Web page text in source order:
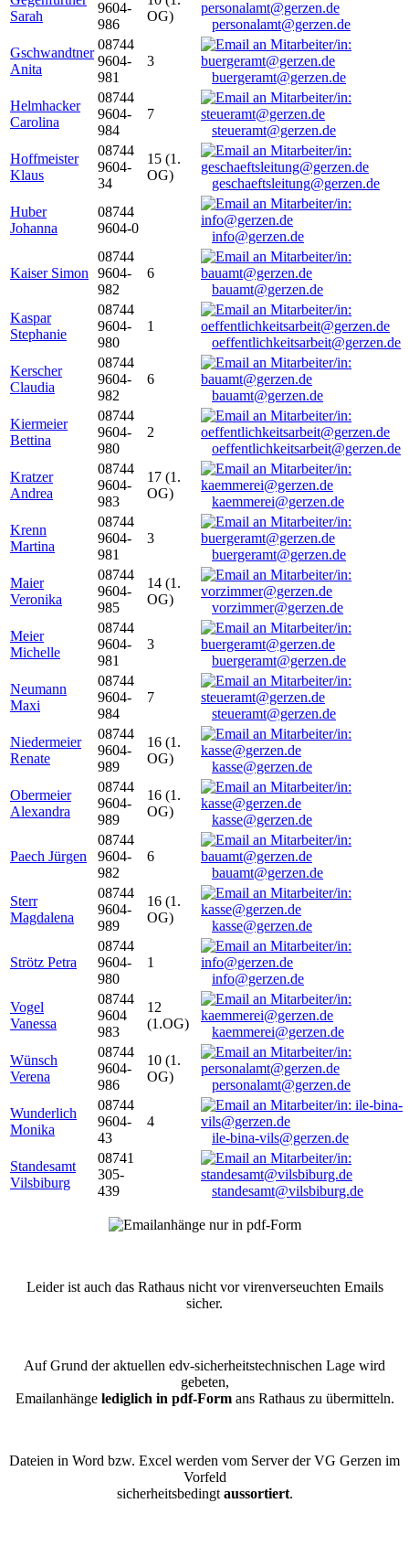
Sarah
9604-
986
OG)
personalamt@gerzen.de
Gschwandtner
Anita
08744
9604-
981
3
buergeramt@gerzen.de
Helmhacker
Carolina
08744
9604-
984
7
steueramt@gerzen.de
Hoffmeister
Klaus
08744
9604-
34
15 (1.
OG)
geschaeftsleitung@gerzen.de
Huber
Johanna
08744
9604-0
info@gerzen.de
Kaiser Simon
08744
9604-
982
6
bauamt@gerzen.de
Kaspar
Stephanie
08744
9604-
980
1
oeffentlichkeitsarbeit@gerzen.de
Kerscher
Claudia
08744
9604-
982
6
bauamt@gerzen.de
Kiermeier
Bettina
08744
9604-
980
2
oeffentlichkeitsarbeit@gerzen.de
Kratzer
Andrea
08744
9604-
983
17 (1.
OG)
kaemmerei@gerzen.de
Krenn
Martina
08744
9604-
981
3
buergeramt@gerzen.de
Maier
Veronika
08744
9604-
985
14 (1.
OG)
vorzimmer@gerzen.de
Meier
Michelle
08744
9604-
981
3
buergeramt@gerzen.de
Neumann
Maxi
08744
9604-
984
7
steueramt@gerzen.de
Niedermeier
Renate
08744
9604-
989
16 (1.
OG)
kasse@gerzen.de
Obermeier
Alexandra
08744
9604-
989
16 (1.
OG)
kasse@gerzen.de
Paech Jürgen
08744
9604-
982
6
bauamt@gerzen.de
Sterr
Magdalena
08744
9604-
989
16 (1.
OG)
kasse@gerzen.de
Strötz Petra
08744
9604-
980
1
info@gerzen.de
Vogel
Vanessa
08744
9604
983
12
(1.OG)
kaemmerei@gerzen.de
Wünsch
Verena
08744
9604-
986
10 (1.
OG)
personalamt@gerzen.de
Wunderlich
Monika
08744
9604-
43
4
ile-bina-vils@gerzen.de
Standesamt
Vilsbiburg
08741
305-
439
standesamt@vilsbiburg.de
Leider ist auch das Rathaus nicht vor virenverseuchten Emails
sicher.
Auf Grund der aktuellen edv-sicherheitstechnischen Lage wird
gebeten,
Emailanhänge lediglich in pdf-Formans Rathaus zu übermitteln.
Dateien in Word bzw. Excel werden vom Server der VG Gerzen im
Vorfeld
sicherheitsbedingt aussortiert.